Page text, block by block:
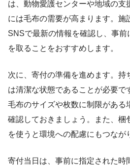
は、動物愛護センターや地域の支
には毛布の需要が高まります。施
SNSで最新の情報を確認し、事
を取ることをおすすめします。
次に、寄付の準備を進めます。持
は清潔な状態であることが必要で
毛布のサイズや枚数に制限がある
確認しておきましょう。また、梱
を使うと環境への配慮にもつなが
寄付当日は、事前に指定された時